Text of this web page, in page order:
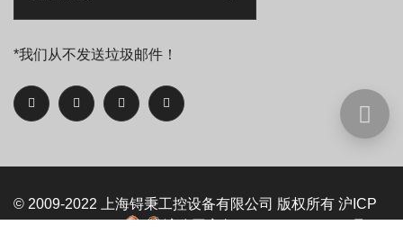
*我们从不发送垃圾邮件！
© 2009-2022 上海锝秉工控设备有限公司 版权所有 沪ICP